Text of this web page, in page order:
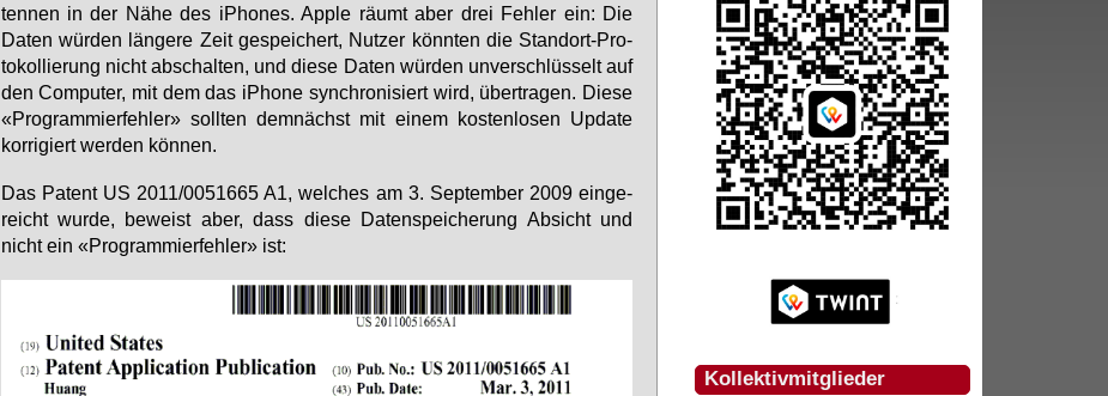
ten­nen in der Nä­he des iPho­nes. App­le räumt aber drei Feh­ler ein: Die
Da­ten wür­den län­ge­re Zeit ge­spei­chert, Nut­zer könn­ten die Stand­ort-Pro­
to­kol­lie­rung nicht ab­schal­ten, und die­se Da­ten wür­den un­ver­schlüs­selt auf
den Com­pu­ter, mit dem das iPho­ne syn­chro­ni­siert wird, über­tra­gen. Die­se
«Pro­gram­mier­feh­ler» soll­ten dem­nächst mit ei­nem kos­ten­lo­sen Up­date
kor­ri­giert wer­den kön­nen.
Das Pa­tent US 2011/0051665 A1, wel­ches am 3. Sep­tem­ber 2009 ein­ge­
reicht wur­de, be­weist aber, dass die­se Da­ten­spei­che­rung Ab­sicht und
nicht ein «Pro­gram­mier­feh­ler» ist:
Kollektivmitglieder